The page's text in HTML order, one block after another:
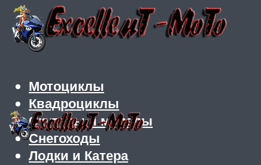
Мотоциклы
Квадроциклы
Скутеры и мопеды
Снегоходы
Лодки и Катера